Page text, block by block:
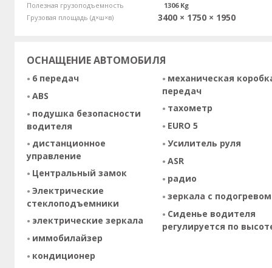
Полезная грузоподъемность
1306 Kg
Грузовая площадь (д×ш×в)
3400 × 1750 × 1950
ОСНАЩЕНИЕ АВТОМОБИЛЯ
6 передач
ABS
подушка безопасности
водителя
дистанционное
управление
Центральный замок
Электрические
стеклоподъемники
электрические зеркала
иммобилайзер
кондиционер
механическая
передач
тахометр
EURO 5
Усилитель руля
ASR
радио
зеркала с подогревом
Сиденье водителя
регулируется по